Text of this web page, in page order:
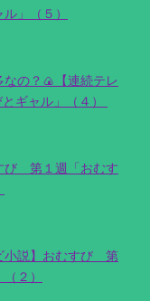
」（５）
の？🍙【連続テレ
ギャル」（４）
び 第１週「おむす
小説】おむすび 第
２）